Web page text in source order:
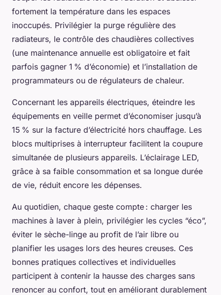
fortement la température dans les espaces
inoccupés. Privilégier la purge régulière des
radiateurs, le contrôle des chaudières collectives
(une maintenance annuelle est obligatoire et fait
parfois gagner 1 % d’économie) et l’installation de
programmateurs ou de régulateurs de chaleur.
Concernant les appareils électriques, éteindre les
équipements en veille permet d’économiser jusqu’à
15 % sur la facture d’électricité hors chauffage. Les
blocs multiprises à interrupteur facilitent la coupure
simultanée de plusieurs appareils. L’éclairage LED,
grâce à sa faible consommation et sa longue durée
de vie, réduit encore les dépenses.
Au quotidien, chaque geste compte : charger les
machines à laver à plein, privilégier les cycles “éco”,
éviter le sèche-linge au profit de l’air libre ou
planifier les usages lors des heures creuses. Ces
bonnes pratiques collectives et individuelles
participent à contenir la hausse des charges sans
renoncer au confort, tout en améliorant durablement